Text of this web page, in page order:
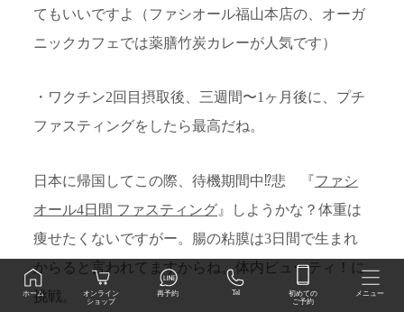
てもいいですよ（ファシオール福山本店の、オーガ
ニックカフェでは薬膳竹炭カレーが人気です）
・ワクチン2回目摂取後、三週間〜1ヶ月後に、プチ
ファスティングをしたら最高だね。
日本に帰国してこの際、待機期間中⁉️悲 『ファシ
オール4日間 ファスティング』しようかな？体重は
痩せたくないですがー。腸の粘膜は3日間で生まれ
からると言われてますからね。体内ビューティ！に
挑戦。
ホーム
オンライン
ショップ
再予約 Tel
初めての
ご予約
メニュー